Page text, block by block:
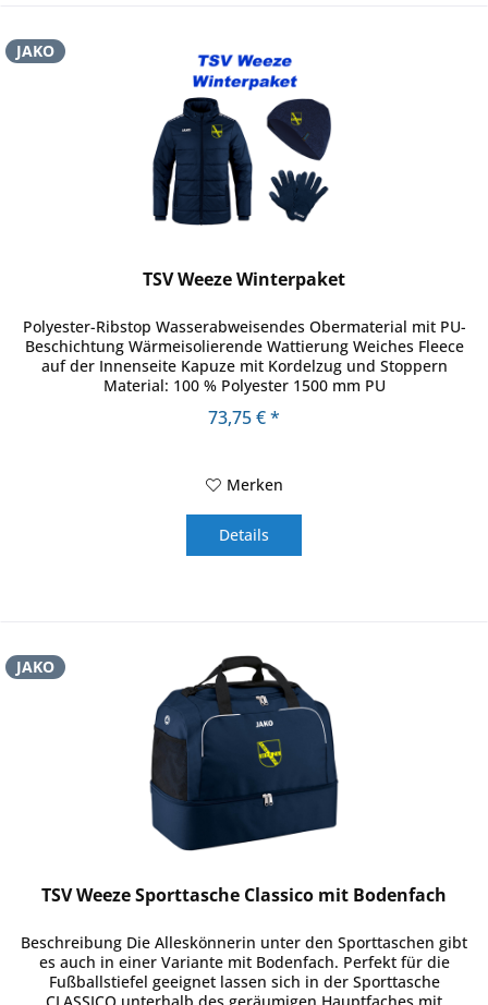
JAKO
TSV Weeze Winterpaket
Polyester-Ribstop Wasserabweisendes Obermaterial mit PU-
Beschichtung Wärmeisolierende Wattierung Weiches Fleece
auf der Innenseite Kapuze mit Kordelzug und Stoppern
Material: 100 % Polyester 1500 mm PU
73,75 € *
Merken
Details
JAKO
TSV Weeze Sporttasche Classico mit Bodenfach
Beschreibung Die Alleskönnerin unter den Sporttaschen gibt
es auch in einer Variante mit Bodenfach. Perfekt für die
Fußballstiefel geeignet lassen sich in der Sporttasche